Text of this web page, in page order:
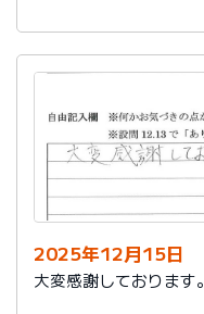
敬具
2025年12月15日
大変感謝しております。